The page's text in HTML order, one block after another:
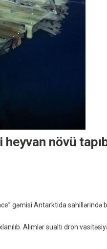
növü
gəmisi Antarktida sahillərində
Alimlər sualtı dron